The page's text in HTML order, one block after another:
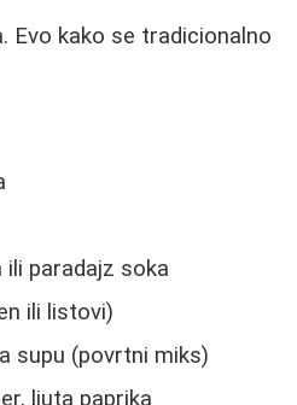
Evo kako se tradicionalno
ili paradajz soka
ili listovi)
supu (povrtni miks)
ljuta paprika